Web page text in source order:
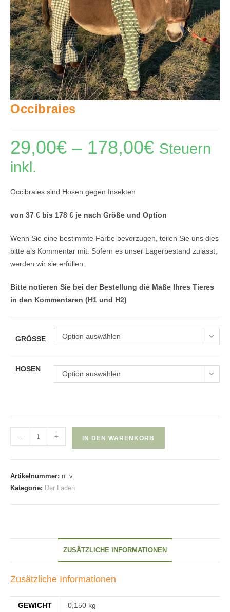
Occibraies
29,00€ – 178,00€ 29,00€
bisSteuern
inkl.
Occibraies sind Hosen gegen Insekten
von 37 € bis 178 € je nach Größe und Option
Wenn Sie eine bestimmte Farbe bevorzugen, teilen Sie uns dies
bitte als Kommentar mit. Sofern es unser Lagerbestand zulässt,
werden wir sie erfüllen.
Bitte notieren Sie bei der Bestellung die Maße Ihres Tieres
in den Kommentaren (H1 und H2)
GRÖSSE Option auswählen
HOSEN
Option auswählen
Occibraies
Menge
- + IN DEN WARENKORB
Artikelnummer: n. v.
Kategorie: Der Laden
ZUSÄTZLICHE INFORMATIONEN
Zusätzliche Informationen
GEWICHT 0,150 kg